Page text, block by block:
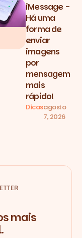
iMessage -
Há uma
forma de
enviar
imagens
por
mensagem
mais
rápido!
Dicasagosto
7, 2026
mais